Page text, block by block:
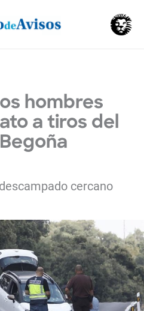
hombres
a tiros del
cercano